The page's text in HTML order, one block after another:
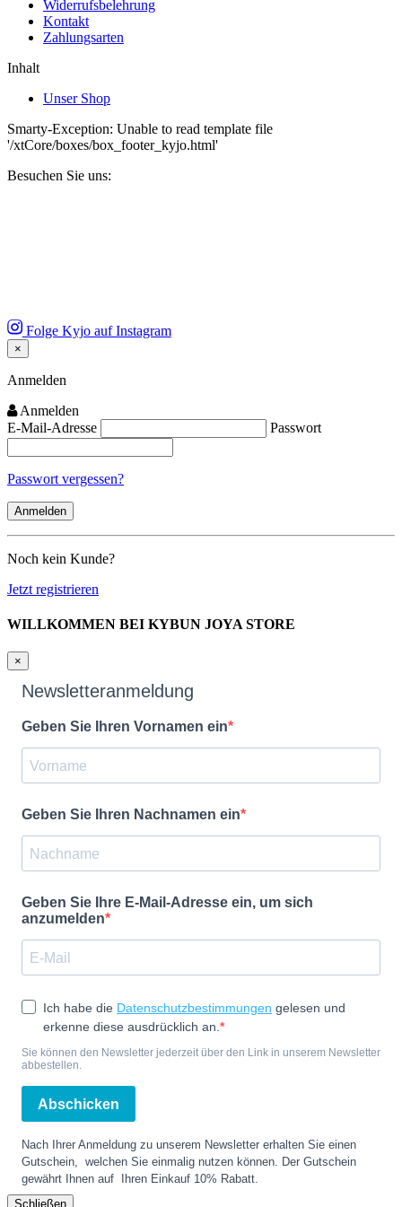
Widerrufsbelehrung
Kontakt
Zahlungsarten
Inhalt
Unser Shop
Smarty-Exception: Unable to read template file
'/xtCore/boxes/box_footer_kyjo.html'
Besuchen Sie uns:
Folge Kyjo auf Instagram
×
Close
Anmelden
Anmelden
E-Mail-Adresse
Passwort
Passwort vergessen?
Noch kein Kunde?
Jetzt registrieren
WILLKOMMEN BEI KYBUN JOYA STORE
×
Newsletteranmeldung
Geben Sie Ihren Vornamen ein
Geben Sie Ihren Nachnamen ein
Geben Sie Ihre E-Mail-Adresse ein, um sich
anzumelden
Ich habe die Datenschutzbestimmungen gelesen und
erkenne diese ausdrücklich an.
Sie können den Newsletter jederzeit über den Link in unserem Newsletter
abbestellen.
Abschicken
Nach Ihrer Anmeldung zu unserem Newsletter erhalten Sie einen
Gutschein, welchen Sie einmalig nutzen können. Der Gutschein
gewährt Ihnen auf Ihren Einkauf 10% Rabatt.
Schließen